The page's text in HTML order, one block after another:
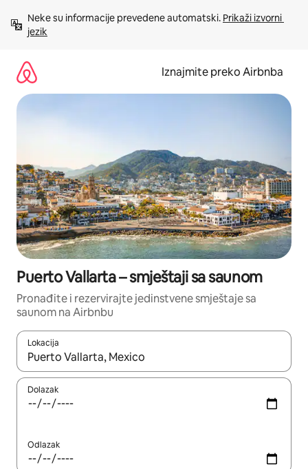
sadržaj
Neke su informacije prevedene automatski. Prikaži izvorni
jezik
Iznajmite preko Airbnba
Puerto Vallarta – smještaji sa saunom
Pronađite i rezervirajte jedinstvene smještaje sa
saunom na Airbnbu
Lokacija
Kada budu dostupni rezultati, moći ćete ih pregledati
Dolazak
Odlazak